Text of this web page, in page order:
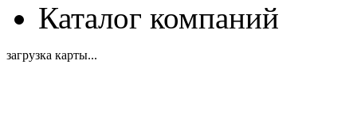
Каталог компаний
загрузка карты...